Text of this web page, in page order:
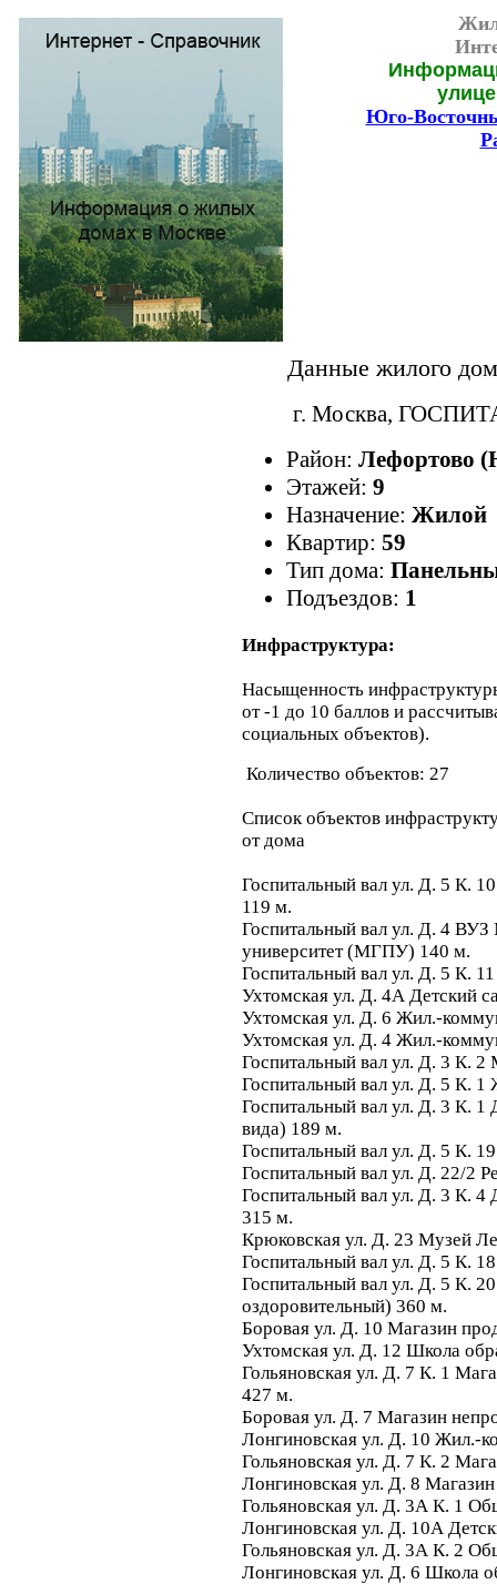
Юго-
Данные жилого
г. Москва,
Район: Лефортово
Этажей: 9
Назначение: Жилой
Квартир: 59
Тип дома:
Подъездов: 1
Инфраструктура:
Насыщенность
от -1 до 10 баллов и
социальных объектов).
Количество объектов: 27
Список объектов
от дома
Госпитальный вал ул. Д. 5 К.
119 м.
Госпитальный вал ул. Д. 4 ВУЗ
университет (МГПУ) 140 м.
Госпитальный вал ул. Д. 5 К.
Ухтомская ул. Д. 4А Детский
Ухтомская ул. Д. 6 Жил.-
Ухтомская ул. Д. 4 Жил.-
Госпитальный вал ул. Д. 3 К.
Госпитальный вал ул. Д. 5 К.
Госпитальный вал ул. Д. 3 К.
вида) 189 м.
Госпитальный вал ул. Д. 5 К.
Госпитальный вал ул. Д. 22/2
Госпитальный вал ул. Д. 3 К.
315 м.
Крюковская ул. Д. 23 Музей
Госпитальный вал ул. Д. 5 К.
Госпитальный вал ул. Д. 5 К.
оздоровительный) 360 м.
Боровая ул. Д. 10 Магазин
Ухтомская ул. Д. 12 Школа
Гольяновская ул. Д. 7 К. 1
427 м.
Боровая ул. Д. 7 Магазин
Лонгиновская ул. Д. 10 Жил.-
Гольяновская ул. Д. 7 К. 2
Лонгиновская ул. Д. 8
Гольяновская ул. Д. 3А К. 1
Лонгиновская ул. Д. 10А
Гольяновская ул. Д. 3А К. 2
Лонгиновская ул. Д. 6 Школа